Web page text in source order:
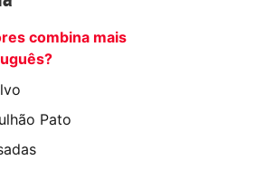
combina mais
Pato